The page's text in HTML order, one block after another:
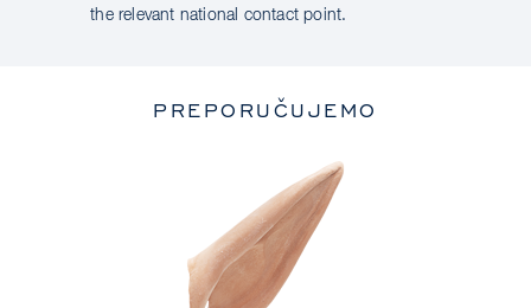
the relevant national contact point.
PREPORUČUJEMO